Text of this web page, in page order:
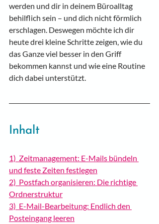
werden und dir in deinem Büroalltag
behilflich sein – und dich nicht förmlich
erschlagen. Deswegen möchte ich dir
heute drei kleine Schritte zeigen, wie du
das Ganze viel besser in den Griff
bekommen kannst und wie eine Routine
dich dabei unterstützt.
Inhalt
1)  Zeitmanagement: E-Mails bündeln
und feste Zeiten festlegen
2)  Postfach organisieren: Die richtige
Ordnerstruktur
3)  E-Mail-Bearbeitung: Endlich den
Posteingang leeren